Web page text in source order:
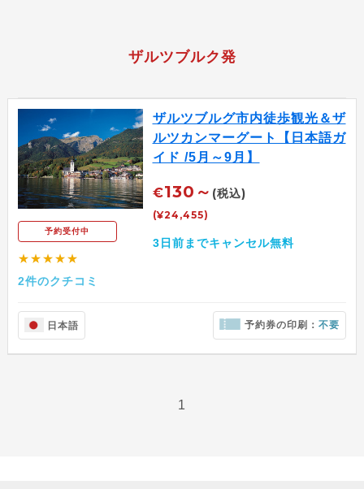
ザルツブルク発
予約受付中
★★★★★
2件のクチコミ
ザルツブルグ市内徒歩観光＆ザ
ルツカンマーグート【日本語ガ
イド /5月～9月】
€130～ (税込)
(¥24,455)
3日前までキャンセル無料
日本語 予約券の印刷：不要
1